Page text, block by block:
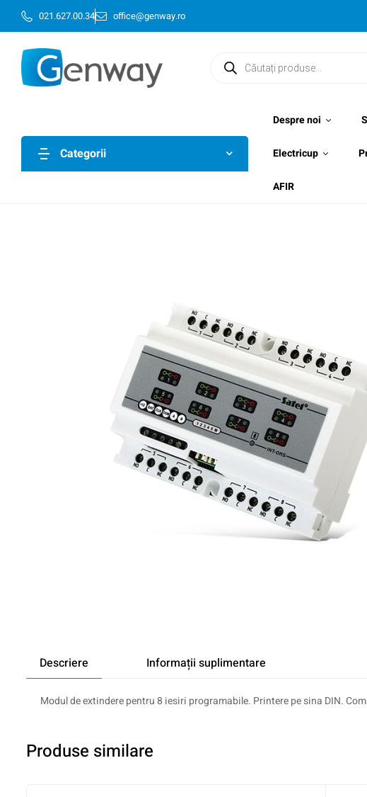
021.627.00.34 office@genway.ro
Categorii
Despre noi
Electricup
AFIR
Descriere Informații suplimentare
Modul de extindere pentru 8 iesiri programabile. Printere pe sina DIN.
Produse similare